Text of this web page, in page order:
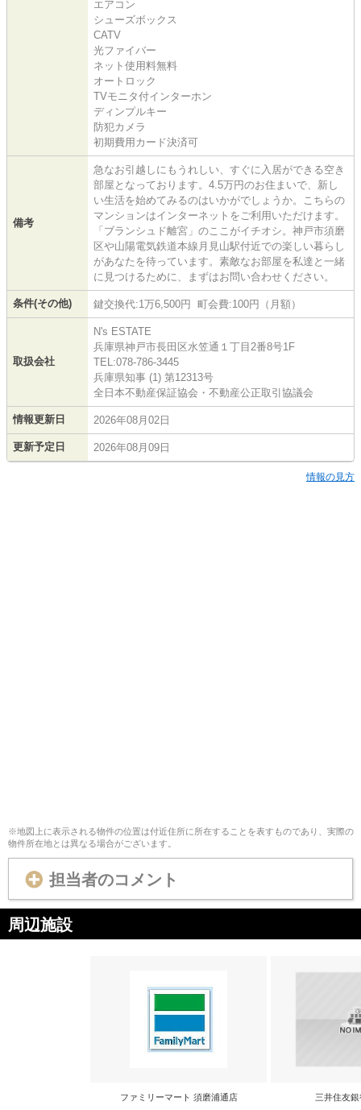
エアコン
シューズボックス
CATV
光ファイバー
ネット使用料無料
オートロック
TVモニタ付インターホン
ディンプルキー
防犯カメラ
初期費用カード決済可
備考
急なお引越しにもうれしい、すぐに入居ができる空き
部屋となっております。4.5万円のお住まいで、新し
い生活を始めてみるのはいかがでしょうか。こちらの
マンションはインターネットをご利用いただけます。
「ブランシュド離宮」のここがイチオシ。神戸市須磨
区や山陽電気鉄道本線月見山駅付近での楽しい暮らし
があなたを待っています。素敵なお部屋を私達と一緒
に見つけるために、まずはお問い合わせください。
条件(その他) 鍵交換代:1万6,500円 町会費:100円（月額）
取扱会社
N's ESTATE
兵庫県神戸市長田区水笠通１丁目2番8号1F
TEL:078-786-3445
兵庫県知事 (1) 第12313号
全日本不動産保証協会・不動産公正取引協議会
情報更新日 2026年08月02日
更新予定日 2026年08月09日
情報の見方
※地図上に表示される物件の位置は付近住所に所在することを表すものであり、実際の
物件所在地とは異なる場合がございます。
担当者のコメント
周辺施設
ファミリーマート 須磨浦通店 三井住友